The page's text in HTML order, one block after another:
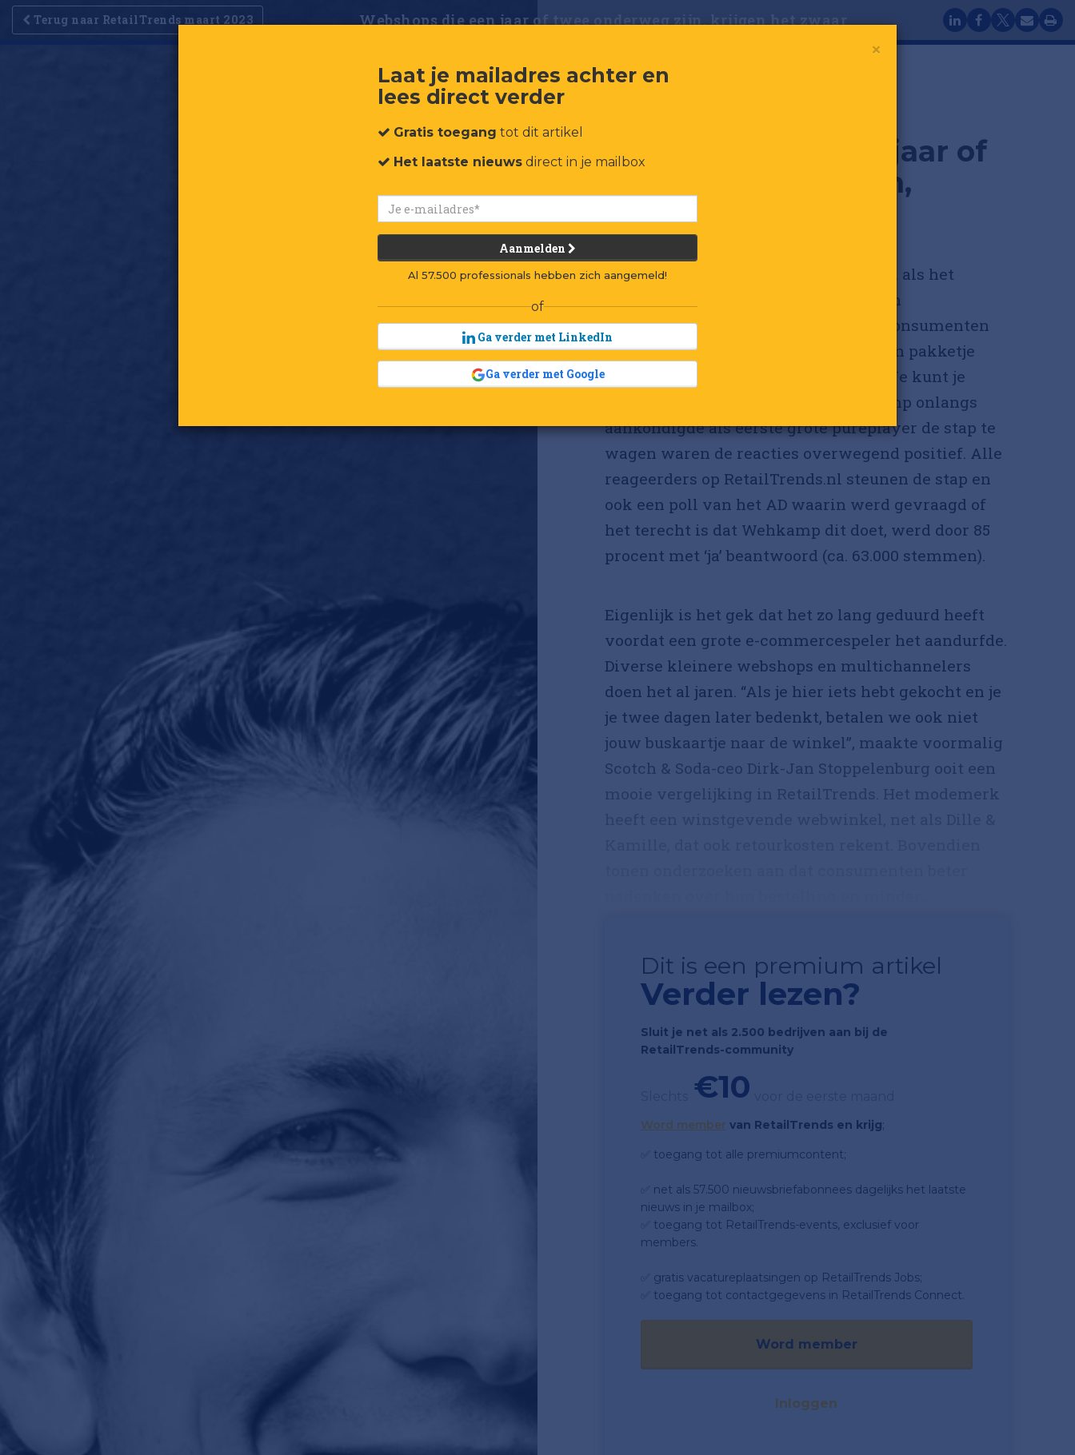
Terug naar RetailTrends maart 2023 Webshops die een jaar of twee onderweg zijn, krijgen het zwaar
Webshops die een jaar of
twee onderweg zijn,
krijgen het zwaar
R
etouren staan al jaren te boek als het
grootste hoofdpijndossier van
onlineretailers. Kosten aan consumenten
rekenen voor het terugzenden van een pakketje
waren lang de elephant in the room. Je kunt je
afvragen waarom, want toen Wehkamp onlangs
aankondigde als eerste grote pureplayer de stap te
wagen waren de reacties overwegend positief. Alle
reageerders op RetailTrends.nl steunen de stap en
ook een poll van het AD waarin werd gevraagd of
het terecht is dat Wehkamp dit doet, werd door 85
procent met ‘ja’ beantwoord (ca. 63.000 stemmen).
Eigenlijk is het gek dat het zo lang geduurd heeft
voordat een grote e-commercespeler het aandurfde.
Diverse kleinere webshops en multichannelers
doen het al jaren. “Als je hier iets hebt gekocht en je
je twee dagen later bedenkt, betalen we ook niet
jouw buskaartje naar de winkel”, maakte voormalig
Scotch & Soda-ceo Dirk-Jan Stoppelenburg ooit een
mooie vergelijking in RetailTrends. Het modemerk
Dit is een premium artikel
Verder lezen?
Sluit je net als 2.500 bedrijven aan bij de
RetailTrends-community
€10
Word member van RetailTrends en krijg;
✅ toegang tot alle premiumcontent;
✅ net als 57.500 nieuwsbriefabonnees dagelijks het laatste
nieuws in je mailbox;
✅ toegang tot RetailTrends-events, exclusief voor
members.
✅ gratis vacatureplaatsingen op RetailTrends Jobs;
✅ toegang tot contactgegevens in RetailTrends Connect.
Word member
Inloggen
×
Laat je mailadres achter en
lees direct verder
Gratis toegang tot dit artikel
Het laatste nieuws direct in je mailbox
Aanmelden
Al 57.500 professionals hebben zich aangemeld!
of
Ga verder met LinkedIn
Ga verder met Google